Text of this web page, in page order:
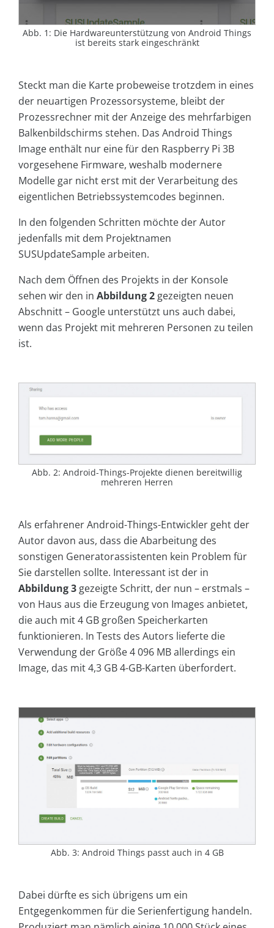
Abb. 1: Die Hardwareunterstützung von Android Things
ist bereits stark eingeschränkt
Steckt man die Karte probeweise trotzdem in eines
der neuartigen Prozessorsysteme, bleibt der
Prozessrechner mit der Anzeige des mehrfarbigen
Balkenbildschirms stehen. Das Android Things
Image enthält nur eine für den Raspberry Pi 3B
vorgesehene Firmware, weshalb modernere
Modelle gar nicht erst mit der Verarbeitung des
eigentlichen Betriebssystemcodes beginnen.
In den folgenden Schritten möchte der Autor
jedenfalls mit dem Projektnamen
SUSUpdateSample arbeiten.
Nach dem Öffnen des Projekts in der Konsole
sehen wir den in Abbildung 2 gezeigten neuen
Abschnitt – Google unterstützt uns auch dabei,
wenn das Projekt mit mehreren Personen zu teilen
ist.
Abb. 2: Android-Things-Projekte dienen bereitwillig
mehreren Herren
Als erfahrener Android-Things-Entwickler geht der
Autor davon aus, dass die Abarbeitung des
sonstigen Generatorassistenten kein Problem für
Sie darstellen sollte. Interessant ist der in
Abbildung 3 gezeigte Schritt, der nun – erstmals –
von Haus aus die Erzeugung von Images anbietet,
die auch mit 4 GB großen Speicherkarten
funktionieren. In Tests des Autors lieferte die
Verwendung der Größe 4 096 MB allerdings ein
Image, das mit 4,3 GB 4-GB-Karten überfordert.
Abb. 3: Android Things passt auch in 4 GB
Dabei dürfte es sich übrigens um ein
Entgegenkommen für die Serienfertigung handeln.